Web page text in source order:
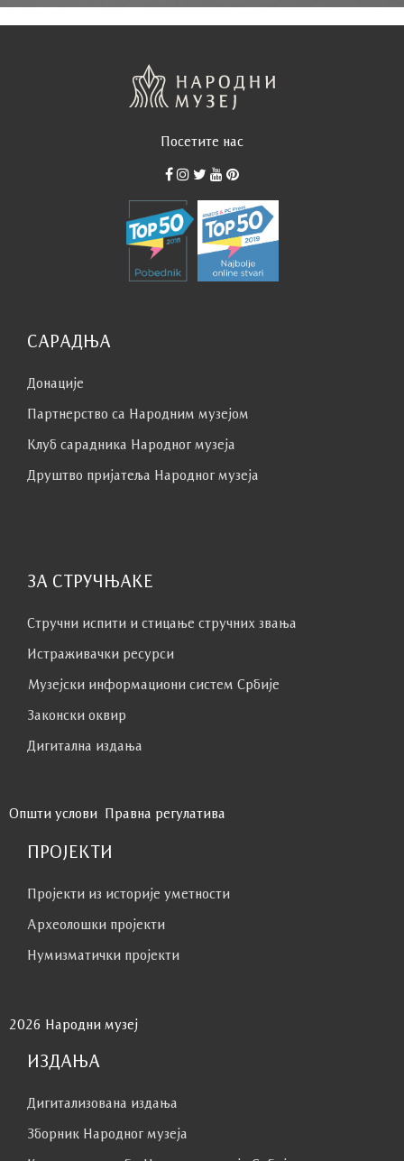
Посетите нас
САРАДЊА
Донације
Партнерство са Народним музејoм
Клуб сaрaдникa Народног музеја
Друштво пријатеља Народног музеја
ЗА СТРУЧЊАКЕ
Стручни испити и стицање стручних звања
Истраживачки ресурси
Музејски информациони систем Србије
Законски оквир
Дигитална издања
Општи услови Правна регулатива
ПРОЈЕКТИ
Пројекти из историје уметности
Археолошки пројекти
Нумизматички пројекти
2026 Народни музеј
ИЗДАЊА
Дигитализована издања
Зборник Народног музеја